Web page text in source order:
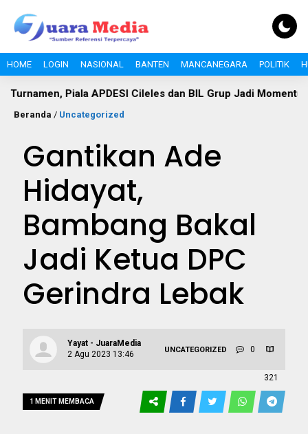
HOME LOGIN NASIONAL BANTEN MANCANEGARA POLITIK
APDESI Cileles dan BIL Grup Jadi Momentum Bangun
Beranda / Uncategorized
Gantikan Ade
Hidayat,
Bambang Bakal
Jadi Ketua DPC
Gerindra Lebak
Yayat - JuaraMedia
2 Agu 2023 13:46
UNCATEGORIZED 0
321
1 MENIT MEMBACA